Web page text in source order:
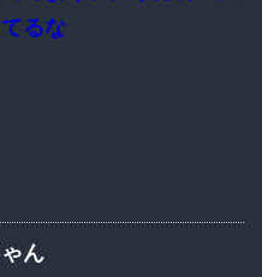
るな
ん